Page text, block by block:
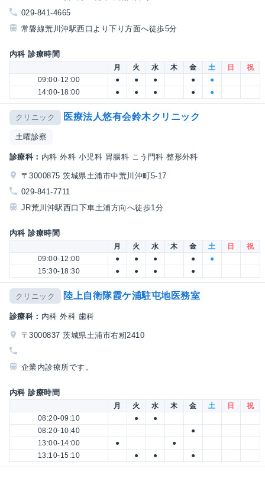
029-841-4665
常磐線荒川沖駅西口より下り方面へ徒歩5分
内科 診療時間
月 火 水 木 金 土 日
祝
09:00-12:00
● ● ● ●
●
14:00-18:00
● ● ● ● ●
クリニック 医療法人悠有会鈴木クリニック
土曜診察
診療科： 内科 外科 小児科 胃腸科 こう門科 整形外科
〒3000875 茨城県土浦市中荒川沖町5-17
029-841-7711
JR荒川沖駅西口下車土浦方向へ徒歩1分
内科 診療時間
月 火 水 木 金 土 日
祝
09:00-12:00
● ● ● ●
●
15:30-18:30
● ● ● ●
クリニック 陸上自衛隊霞ケ浦駐屯地医務室
診療科： 内科 外科 歯科
〒3000837 茨城県土浦市右籾2410
企業内診療所です。
内科 診療時間
月 火 水 木 金 土 日
祝
08:20-09:10
●
●
08:20-10:40
●
13:00-14:00
●
●
13:10-15:10
● ● ●